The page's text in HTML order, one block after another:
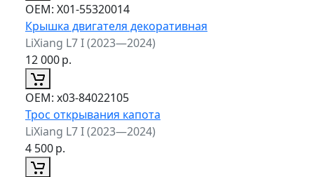
ОЕМ: X01-55320014
Крышка двигателя декоративная
LiXiang L7 I (2023—2024)
12 000р.
ОЕМ: x03-84022105
Трос открывания капота
LiXiang L7 I (2023—2024)
4 500р.